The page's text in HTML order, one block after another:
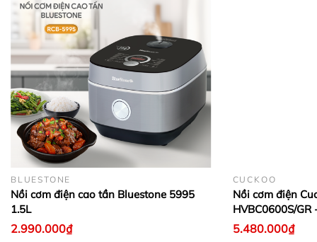
BLUESTONE
Nồi cơm điện cao tần Bluestone 5995
1.5L
2.990.000₫
CUCKOO
Nồi cơm điện
HVBC0600S/GR
5.480.000₫